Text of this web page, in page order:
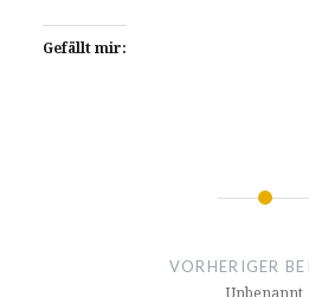
Gefällt mir:
Beitragsnavigation
VORHERIGER
Unbenannt